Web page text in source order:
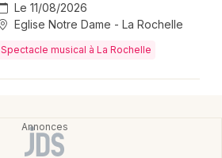
Le 11/08/2026
Eglise Notre Dame - La Rochelle
Spectacle musical à La Rochelle